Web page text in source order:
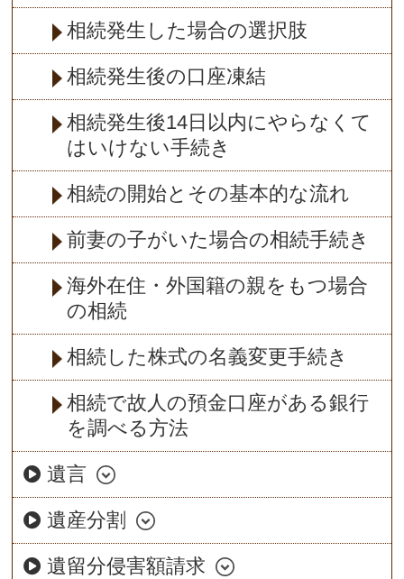
相続発生した場合の選択肢
相続発生後の口座凍結
相続発生後14日以内にやらなくて
はいけない手続き
相続の開始とその基本的な流れ
前妻の子がいた場合の相続手続き
海外在住・外国籍の親をもつ場合
の相続
相続した株式の名義変更手続き
相続で故人の預金口座がある銀行
を調べる方法
遺言
遺産分割
遺留分侵害額請求